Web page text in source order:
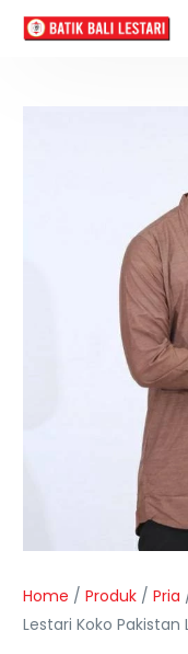
Home /Produk /Pria
Lestari Koko